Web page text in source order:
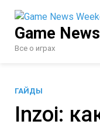
содержимому
Game
Все о играх
ГАЙДЫ
Inzoi: